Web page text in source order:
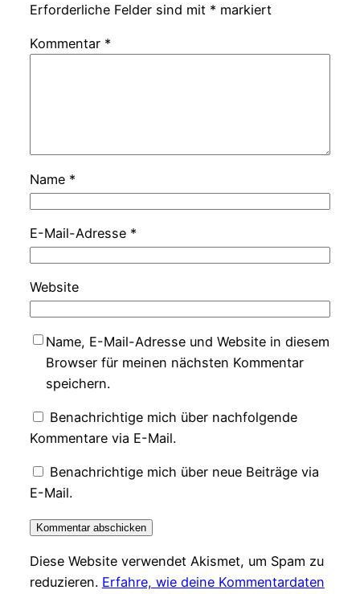
Erforderliche Felder sind mit * markiert
Kommentar *
Name *
E-Mail-Adresse *
Website
Name, E-Mail-Adresse und Website in diesem
Browser für meinen nächsten Kommentar
speichern.
Benachrichtige mich über nachfolgende
Kommentare via E-Mail.
Benachrichtige mich über neue Beiträge via
E-Mail.
Diese Website verwendet Akismet, um Spam zu
reduzieren. Erfahre, wie deine Kommentardaten